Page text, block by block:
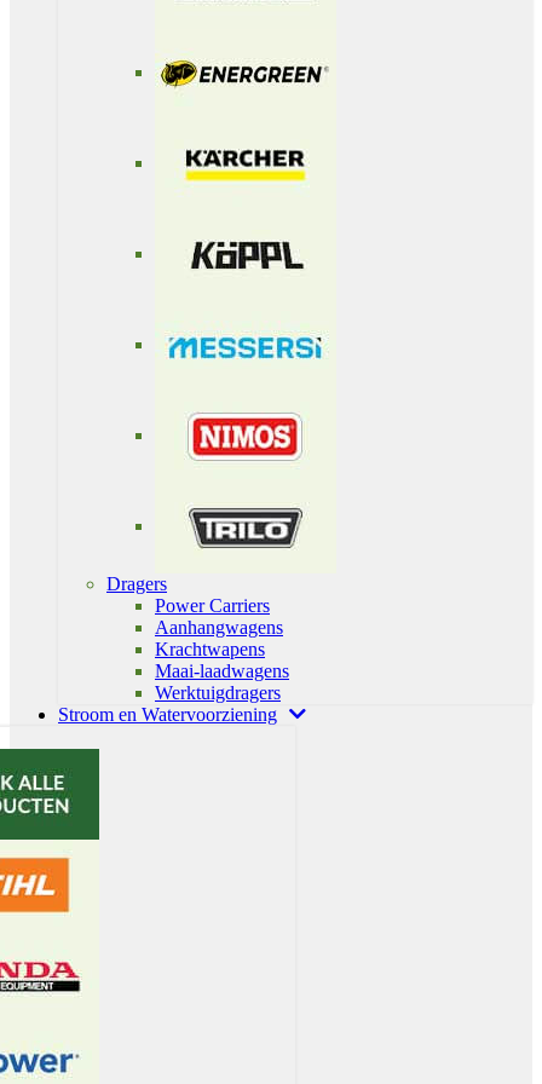
Dragers
Power Carriers
Aanhangwagens
Krachtwapens
Maai-laadwagens
Werktuigdragers
Stroom en Watervoorziening